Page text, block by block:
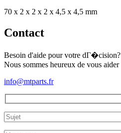
70 x 2 x 2 x 2 x 4,5 x 4,5 mm
Contact
Besoin d'aide pour votre dГ�cision?
Nous sommes heureux de vous aider
info@mtparts.fr